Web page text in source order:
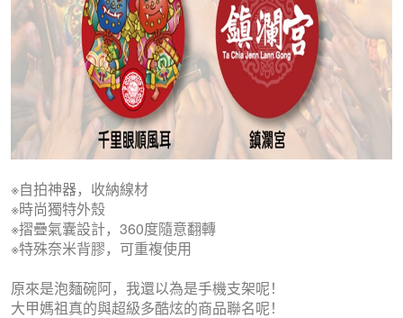
※自拍神器，收納線材
※時尚獨特外殼
※摺疊氣囊設計，360度隨意翻轉
※特殊奈米背膠，可重複使用
原來是泡麵碗阿，我還以為是手機支架呢！
大甲媽祖真的與超級多酷炫的商品聯名呢！